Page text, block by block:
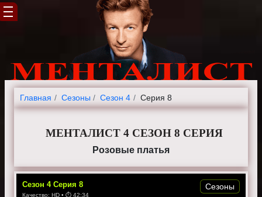
Главная Cезоны Сезон 4 Серия 8
МЕНТАЛИСТ 4 СЕЗОН 8 СЕРИЯ
Розовые платья
Сезон 4 Серия 8
Качество: HD • ⏱ 42:34
Сезоны